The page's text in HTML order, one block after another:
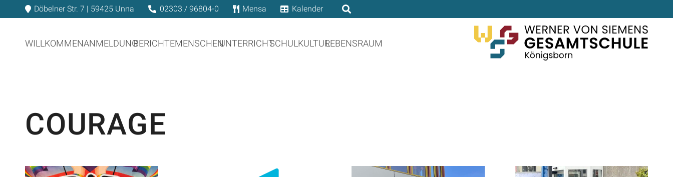
Döbelner Str. 7 | 59425 Unna 02303 / 96804-0 Mensa Kalender
WILLKOMMENANMELDUNGBERICHTEMENSCHENUNTERRICHTSCHULKULTURLEBENSRAUM
COURAGE